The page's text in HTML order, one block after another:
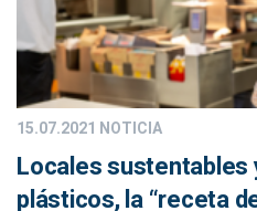
15.07.2021 NOTICIA
Locales sustentables
plásticos, la “receta